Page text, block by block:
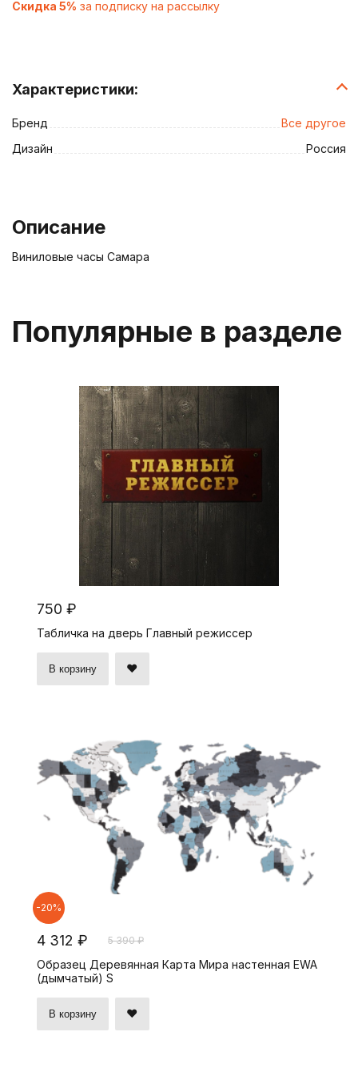
Характеристики:
Бренд
Все другое
Дизайн
Россия
Скидка 5% за подписку на рассылку
Описание
Виниловые часы Самара
Популярные в разделе
750 ₽
Табличка на дверь Главный режиссер
В корзину
-20%
4 312 ₽ 5 390 ₽
Образец Деревянная Карта Мира настенная EWA
(дымчатый) S
В корзину